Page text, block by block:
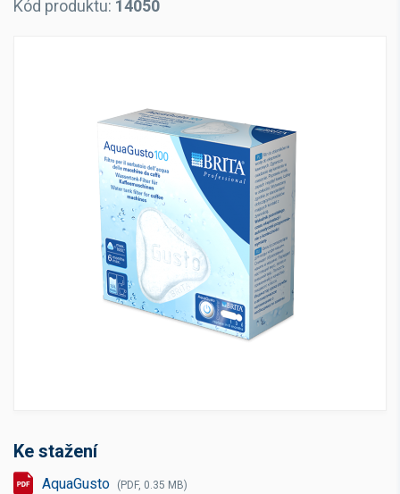
Kód produktu: 14050
Ke stažení
AquaGusto (PDF, 0.35 MB)